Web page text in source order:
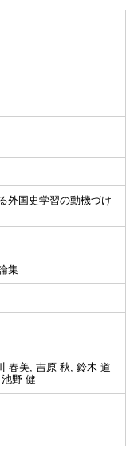
外国史学習の動機づけ
集
春美, 吉原 秋, 鈴木 道
野 健